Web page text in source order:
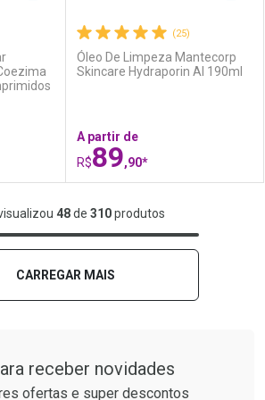
Comprar sem Desconto
Por R$ 252,10/cada
Comprar sem Desconto
Por R$ 252,10/cada
FECHAR
FECHAR
(25)
Óleo De Limpeza Mantecorp
Skincare Hydraporin AI 190ml
A partir de
R$89,90*
Laboratório
Por Menos
48de 310produtos
CARREGAR MAIS
receber novidades
ofertas e super descontos